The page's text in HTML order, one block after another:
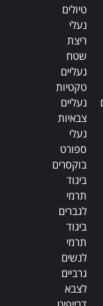
טיולים
נעלי
ריצת
שטח
נעליים
טקטיות
נעליים
צבאיות
נעלי
ספורט
בוקסרים
ביגוד
תרמי
לגברים
ביגוד
תרמי
לנשים
גרביים
לצבא